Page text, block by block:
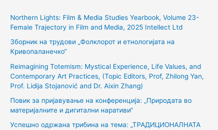
c
f
:
Northern Lights: Film & Media Studies Yearbook, Volume 23-
Female Trajectory in Film and Media, 2025 Intellect Ltd
Зборник на трудови „Фолклорот и етнологијата на
Кривопаланечко“
Reimagining Totemism: Mystical Experience, Life Values, and
Contemporary Art Practices, (Topic Editors, Prof, Zhilong Yan,
Prof. Lidija Stojanović and Dr. Aixin Zhang)
Повик за пријавување на конференција: „Природата во
материјалните и дигитални наративи“
Успешно одржана трибина на тема: „ТРАДИЦИОНАЛНАТА